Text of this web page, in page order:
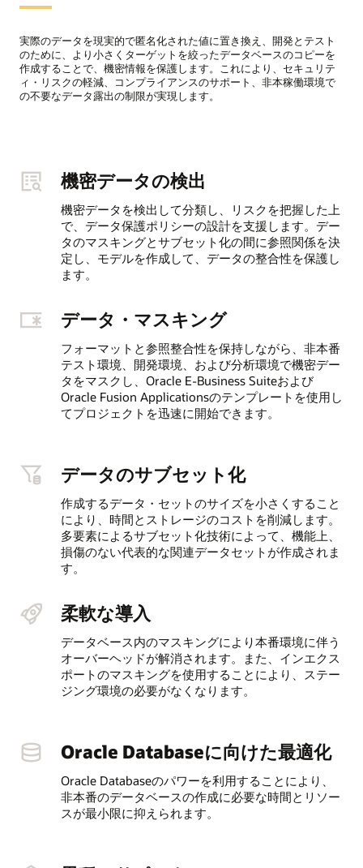
実際のデータを現実的で匿名化された値に置き換え、開発とテスト
のために、より小さくターゲットを絞ったデータベースのコピーを
作成することで、機密情報を保護します。これにより、セキュリテ
ィ・リスクの軽減、コンプライアンスのサポート、非本稼働環境で
の不要なデータ露出の制限が実現します。
機密データの検出
機密データを検出して分類し、リスクを把握した上
で、データ保護ポリシーの設計を支援します。デー
タのマスキングとサブセット化の間に参照関係を決
定し、モデルを作成して、データの整合性を保護し
ます。
データ・マスキング
フォーマットと参照整合性を保持しながら、非本番
テスト環境、開発環境、および分析環境で機密デー
タをマスクし、Oracle E‑Business Suiteおよび
Oracle Fusion Applicationsのテンプレートを使用し
てプロジェクトを迅速に開始できます。
データのサブセット化
作成するデータ・セットのサイズを小さくすること
により、時間とストレージのコストを削減します。
多要素によるサブセット化技術によって、機能上、
損傷のない代表的な関連データセットが作成されま
す。
柔軟な導入
データベース内のマスキングにより本番環境に伴う
オーバーヘッドが解消されます。また、インエクス
ポートのマスキングを使用することにより、ステー
ジング環境の必要がなくなります。
Oracle Databaseに向けた最適化
Oracle Databaseのパワーを利用することにより、
非本番のデータベースの作成に必要な時間とリソー
スが最小限に抑えられます。